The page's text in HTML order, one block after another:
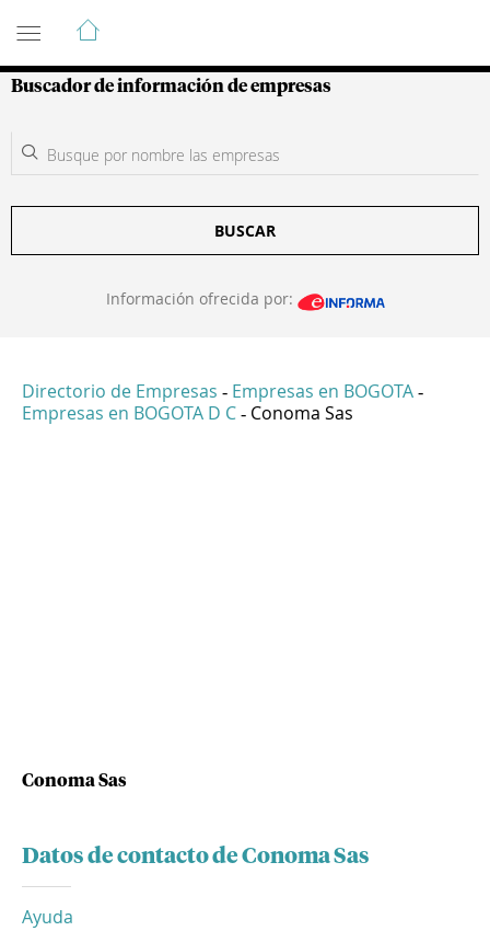
Guía de Empresas Colombianas
Buscador de información de empresas
BUSCAR
Información ofrecida por:
Directorio de Empresas - Empresas en BOGOTA -
Empresas en BOGOTA D C - Conoma Sas
Conoma Sas
Datos de contacto de Conoma Sas
Ayuda